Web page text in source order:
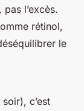
l’excès.
rétinol,
le
c’est